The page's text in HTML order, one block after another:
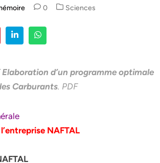
0
Posted
Sciences
Elaboration d’un programme optimale
Carburants. PDF
NAFTAL